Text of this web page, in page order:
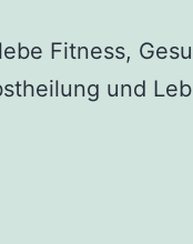
Fitness,
und